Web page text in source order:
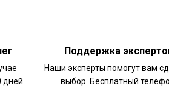
дней
Поддержка
Наши эксперты помогут вам
выбор. Бесплатный